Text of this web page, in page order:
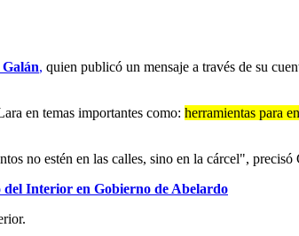
, quien publicó un mensaje a través de su
en temas importantes como: herramientas para
no estén en las calles, sino en la cárcel", precisó
Interior en Gobierno de Abelardo